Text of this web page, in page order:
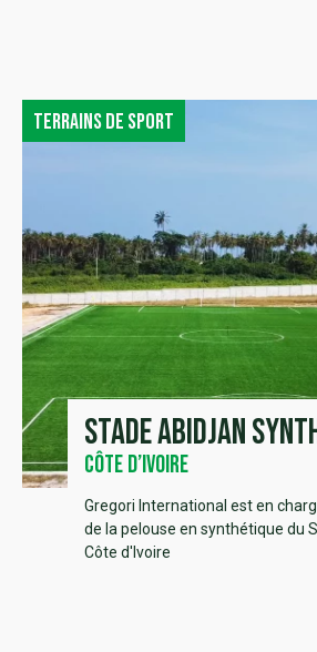
Terrains de sport
Stade Abidjan
Côte d’Ivoire
Gregori International est en
de la pelouse en synthétique du
Côte d'Ivoire